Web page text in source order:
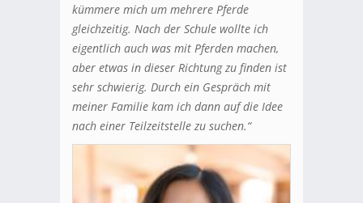
kümmere mich um mehrere Pferde
gleichzeitig. Nach der Schule wollte ich
eigentlich auch was mit Pferden machen,
aber etwas in dieser Richtung zu finden ist
sehr schwierig. Durch ein Gespräch mit
meiner Familie kam ich dann auf die Idee
nach einer Teilzeitstelle zu suchen.“